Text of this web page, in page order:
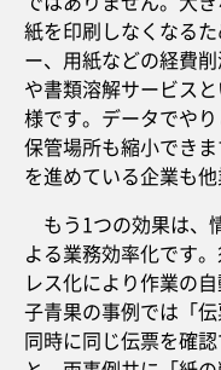
紙を印刷しなくなる
ー、用紙などの経費
や書類溶解サービス
様です。データでや
保管場所も縮小でき
を進めている企業も
もう1つの効果は、
よる業務効率化です
レス化により作業の
子青果の事例では「
同時に同じ伝票を確